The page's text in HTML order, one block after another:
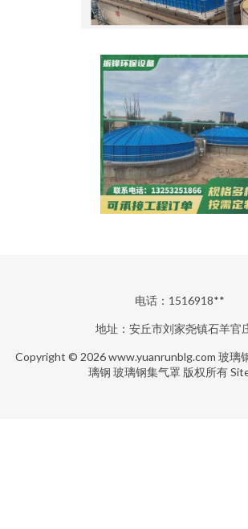
电话：1516918**
地址：安丘市刘家尧镇石羊官
Copyright © 2026www.yuanrunblg.com 玻璃
璃钢 玻璃钢集气罩 版权所有